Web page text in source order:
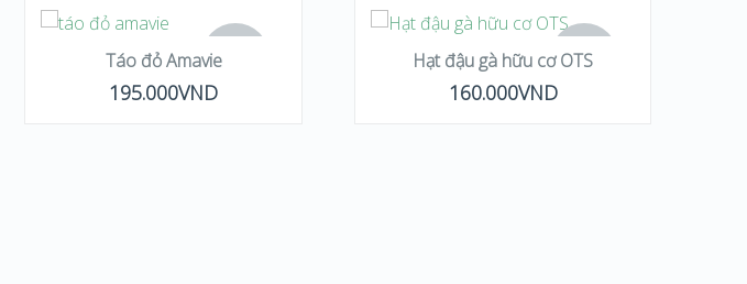
OUT OF
STOCK
ĐỌC TIẾP
Táo đỏ Amavie
195.000VND
OUT OF
STOCK
ĐỌC TIẾP
Hạt đậu gà hữu cơ OTS
160.000VND